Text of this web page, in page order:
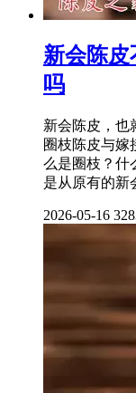
新会陈
吗
新会陈皮，也
圈枝陈皮与嫁
么是圈枝？什
是从原有的新
2026-05-16